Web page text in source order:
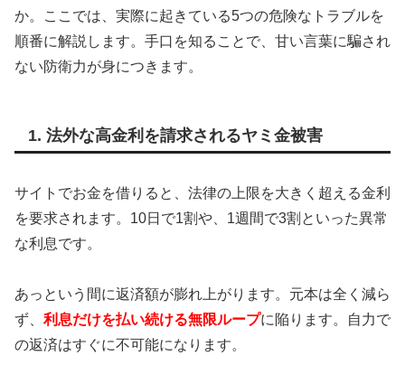
か。ここでは、実際に起きている5つの危険なトラブルを
順番に解説します。手口を知ることで、甘い言葉に騙され
ない防衛力が身につきます。
1. 法外な高金利を請求されるヤミ金被害
サイトでお金を借りると、法律の上限を大きく超える金利
を要求されます。10日で1割や、1週間で3割といった異常
な利息です。
あっという間に返済額が膨れ上がります。元本は全く減ら
ず、 利息だけを払い続ける無限ループに陥ります。自力で
の返済はすぐに不可能になります。